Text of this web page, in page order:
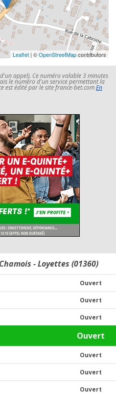
Leaflet | ©OpenStreetMapcontributors
appel). Ce numéro valable 3 minutes
le numéro d'un service permettant la
est édité par le site france-bet.comEn
- Loyettes (01360)
Ouvert
Ouvert
Ouvert
Ouvert
Ouvert
Ouvert
Ouvert